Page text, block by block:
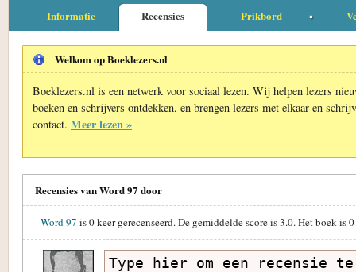
Informatie Recensies Prikbord
Welkom op Boeklezers.nl
Boeklezers.nl is een netwerk voor sociaal lezen. Wij helpen lezers
boeken en schrijvers ontdekken, en brengen lezers met elkaar en
contact. Meer lezen »
Recensies van Word 97 door
Word 97 is0keer gerecenseerd. De gemiddelde score is3.0. Het boek is0